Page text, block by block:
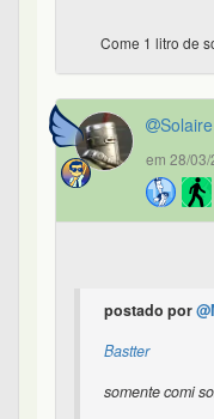
Come 1 litro de
Solaire
em 28/
postado por
Bastter
somente comi